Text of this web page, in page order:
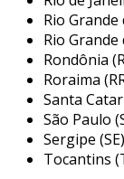
segurança nas
principais
redes
residências
Rio
Rio Grande
Rondônia
Roraima
Santa
São Paulo
Sergipe (SE)
Tocantins